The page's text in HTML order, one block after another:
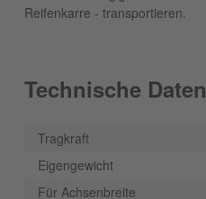
Reifenkarre - transportieren.
Technische Daten
Tragkraft
Eigengewicht
Für Achsenbreite